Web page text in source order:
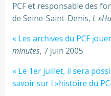
PCF et responsable des
de Seine-Saint-Denis, L
« Les archives du PCF
minutes, 7 juin 2005
« Le 1er juillet, il sera
savoir sur l »histoire du